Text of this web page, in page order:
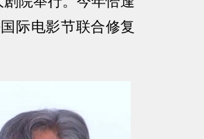
际电影节联合修复